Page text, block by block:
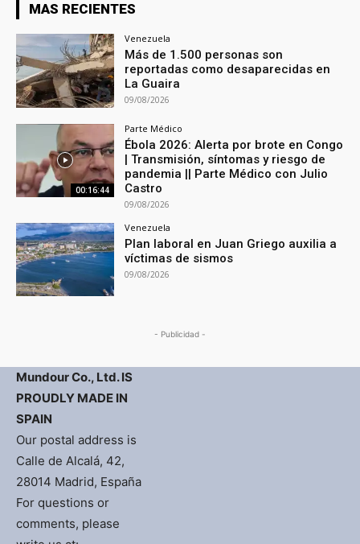
MAS RECIENTES
Venezuela
Más de 1.500 personas son
reportadas como desaparecidas en
La Guaira
09/08/2026
00:16:44
Parte Médico
Ébola 2026: Alerta por brote en Congo
| Transmisión, síntomas y riesgo de
pandemia || Parte Médico con Julio
Castro
09/08/2026
Venezuela
Plan laboral en Juan Griego auxilia a
víctimas de sismos
09/08/2026
- Publicidad -
Mundour Co., Ltd. IS
PROUDLY MADE IN
SPAIN
Our postal address is
Calle de Alcalá, 42,
28014 Madrid, España
For questions or
comments, please